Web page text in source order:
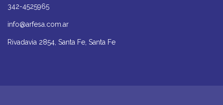
342-4525965
info@arfesa.com.ar
Rivadavia 2854, Santa Fe, Santa Fe